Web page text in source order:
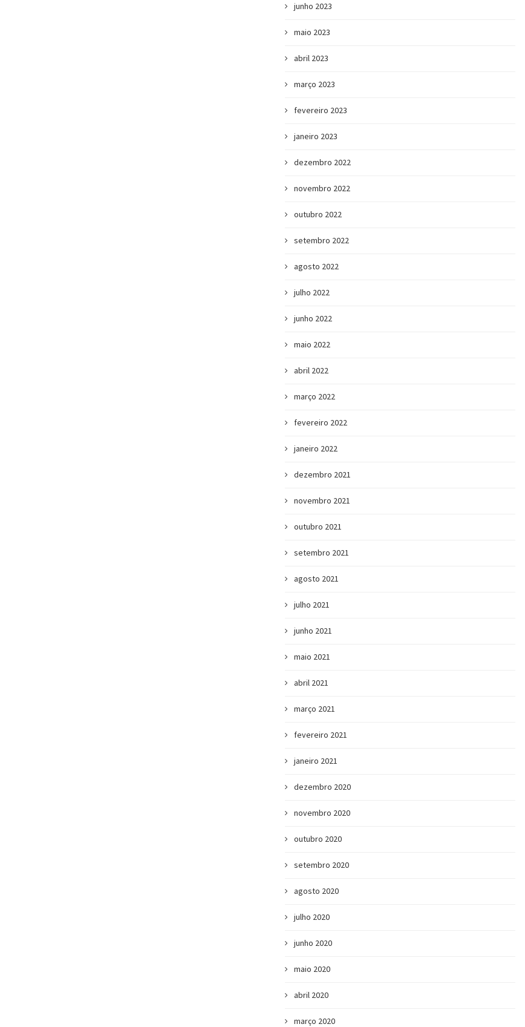
junho 2023
maio 2023
abril 2023
março 2023
fevereiro 2023
janeiro 2023
dezembro 2022
novembro 2022
outubro 2022
setembro 2022
agosto 2022
julho 2022
junho 2022
maio 2022
abril 2022
março 2022
fevereiro 2022
janeiro 2022
dezembro 2021
novembro 2021
outubro 2021
setembro 2021
agosto 2021
julho 2021
junho 2021
maio 2021
abril 2021
março 2021
fevereiro 2021
janeiro 2021
dezembro 2020
novembro 2020
outubro 2020
setembro 2020
agosto 2020
julho 2020
junho 2020
maio 2020
abril 2020
março 2020